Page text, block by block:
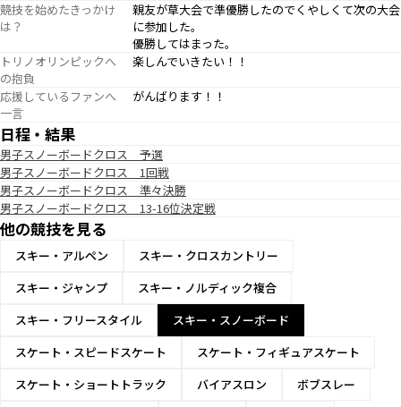
競技を始めたきっかけ
は？
親友が草大会で準優勝したのでくやしくて次の大会
に参加した。
優勝してはまった。
トリノオリンピックへ
の抱負
楽しんでいきたい！！
応援しているファンへ
一言
がんばります！！
日程・結果
男子スノーボードクロス 予選
男子スノーボードクロス 1回戦
男子スノーボードクロス 準々決勝
男子スノーボードクロス 13-16位決定戦
他の競技を見る
スキー・アルペン
スキー・クロスカントリー
スキー・ジャンプ
スキー・ノルディック複合
スキー・フリースタイル
スキー・スノーボード
スケート・スピードスケート
スケート・フィギュアスケート
スケート・ショートトラック
バイアスロン
ボブスレー